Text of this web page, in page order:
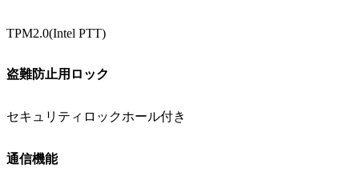
TPM2.0(Intel PTT)
盗難防止用ロック
セキュリティロックホール付き
通信機能